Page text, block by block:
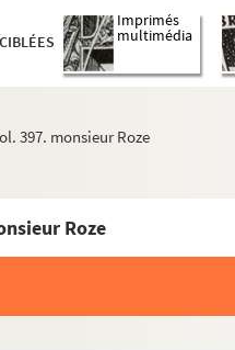
Imprimés
multimédia
397. monsieur Roze
Roze
2399. Papiers de Jean-Baptiste-
Succession d'Estelle-
relatifs au décès de Louis-Jean
Papiers relatifs aux
à l'immeuble du 26